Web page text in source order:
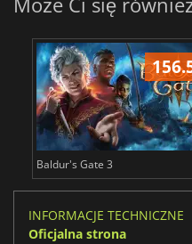
Baldur's Gate 3
INFORMACJE TECHNICZNE
Oficjalna strona